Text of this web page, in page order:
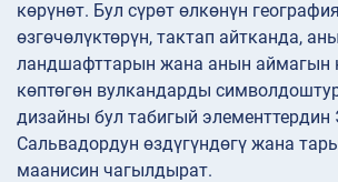
көрүнөт. Бул сүрөт өлкөнүн
өзгөчөлүктөрүн, тактап айтканда,
ландшафттарын жана анын аймагын
көптөгөн вулкандарды
дизайны бул табигый элементтердин
Сальвадордун өздүгүндөгү жана
маанисин чагылдырат.